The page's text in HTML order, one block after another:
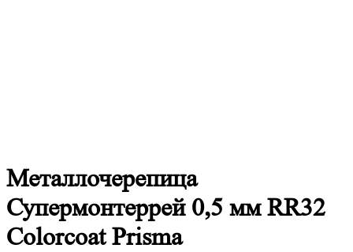
Металлочерепица
Супермонтеррей 0,5 мм RR32
Colorcoat Prisma